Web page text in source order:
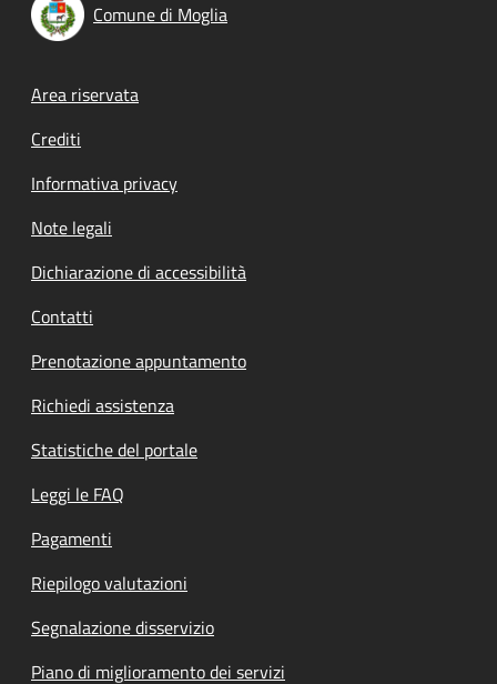
Comune di Moglia
Footer menu
Area riservata
Crediti
Informativa privacy
Note legali
Dichiarazione di accessibilità
Contatti
Prenotazione appuntamento
Richiedi assistenza
Statistiche del portale
Leggi le FAQ
Pagamenti
Riepilogo valutazioni
Segnalazione disservizio
Piano di miglioramento dei servizi